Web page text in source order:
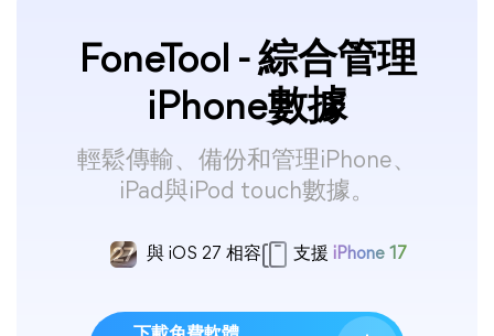
FoneTool - 綜合管理
iPhone數據
輕鬆傳輸、備份和管理iPhone、
iPad與iPod touch數據。
與 iOS 27 相容 支援 iPhone 17